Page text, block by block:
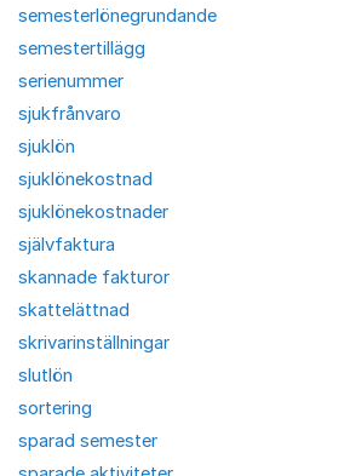
semesterlönegrundande
semestertillägg
serienummer
sjukfrånvaro
sjuklön
sjuklönekostnad
sjuklönekostnader
självfaktura
skannade fakturor
skattelättnad
skrivarinställningar
slutlön
sortering
sparad semester